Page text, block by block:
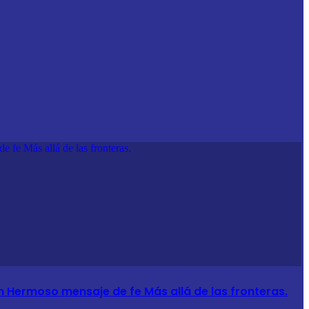
fe Más allá de las fronteras.
mensaje de fe Más allá de las fronteras.